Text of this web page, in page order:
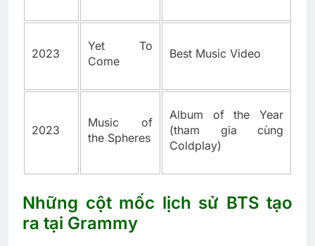
2023
Yet To
Come
Best Music Video
2023
Music of
the Spheres
Album of the Year
(tham gia cùng
Coldplay)
Những cột mốc lịch sử BTS tạo
ra tại Grammy